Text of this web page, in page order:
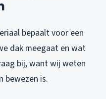
bepaalt voor een
dak meegaat en wat
bij, want wij weten
bewezen is.